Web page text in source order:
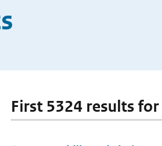
First 5324 results